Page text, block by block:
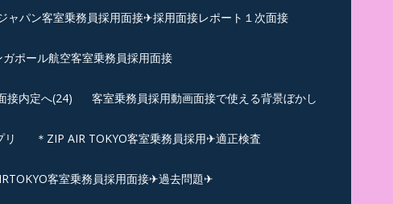
ャパン客室乗務員採用面接✈採用面接レポート１次面接
ポール航空客室乗務員採用面接
接内定へ(24) 客室乗務員採用動画面接で使える背景ぼかし
＊ZIP AIR TOKYO客室乗務員採用✈適正検査
客室乗務員採用面接✈過去問題✈︎